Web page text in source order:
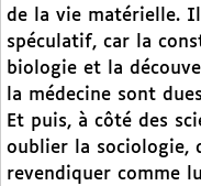
de la vie matérielle. Il
spéculatif, car la
biologie et la
la médecine sont
Et puis, à côté des
oublier la sociologie,
revendiquer comme